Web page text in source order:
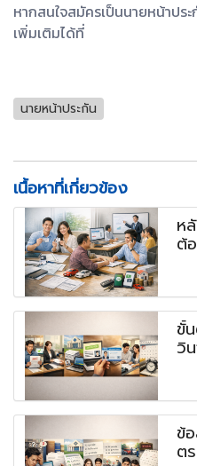
หากสนใจสมัครเป็นนายหน้าปร
เพิ่มเติมได้ที่
นายหน้าประกัน
เนื้อหาที่เกี่ยวข้อง
ห
ต้
ขั้
วิ
ข้
ต